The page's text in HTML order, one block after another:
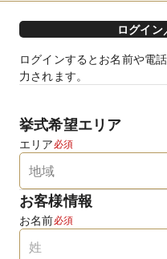
ログイン
ログインするとお名前や電
力されます。
挙式希望エリア
エリア 必須
お客様情報
お名前必須